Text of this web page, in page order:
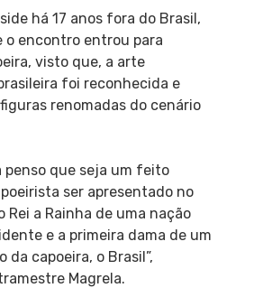
há 17 anos fora do Brasil,
o encontro entrou para
visto que, a arte
foi reconhecida e
renomadas do cenário
penso que seja um feito
ser apresentado no
Rei a Rainha de uma nação
e a primeira dama de um
da capoeira, o Brasil”,
Magrela.